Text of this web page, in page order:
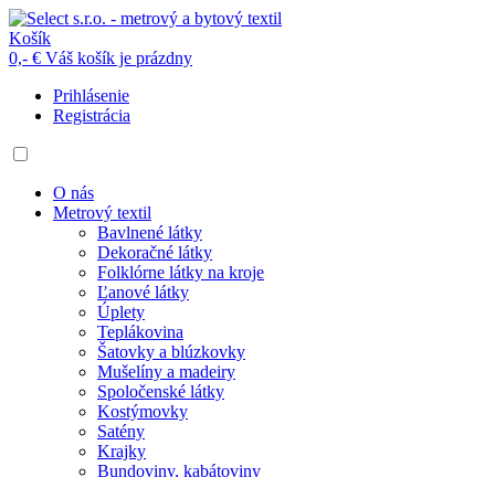
Košík
0,- € Váš košík je prázdny
Prihlásenie
Registrácia
O nás
Metrový textil
Bavlnené látky
Dekoračné látky
Folklórne látky na kroje
Ľanové látky
Úplety
Teplákovina
Šatovky a blúzkovky
Mušelíny a madeiry
Spoločenské látky
Kostýmovky
Satény
Krajky
Bundoviny, kabátoviny